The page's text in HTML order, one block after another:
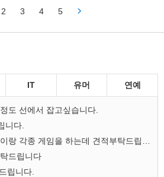
2 3 4 5
IT 유머 연예
도 선에서 잡고싶습니다.
니다.
드립니다
립니다.